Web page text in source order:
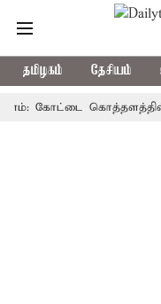
தமிழகம் தேசியம்
கோட்டை கொத்தளத்தில்